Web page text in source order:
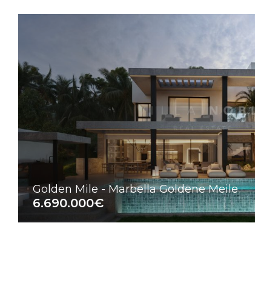
Golden Mile - Marbella Goldene Meile
6.690.000€